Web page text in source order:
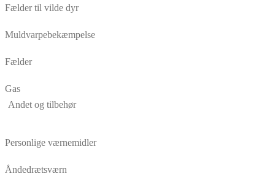
Fælder til vilde dyr
Muldvarpebekæmpelse
Fælder
Gas
Andet og tilbehør
Personlige værnemidler
Åndedrætsværn